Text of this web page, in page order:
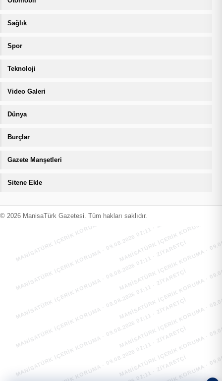
Sağlık
Spor
Teknoloji
Video Galeri
Dünya
Burçlar
Gazete Manşetleri
Sitene Ekle
© 2026 ManisaTürk Gazetesi. Tüm hakları saklıdır.
MANİSATÜRK İÇERİK KORUMA · 09.08.2026 02:11 · ZIYARETÇI
MANİSATÜRK İÇERİK KORUMA
MANİSATÜRK İÇERİK KORUMA · 09.08.2026 02:11 · ZIYARETÇI
MANİSATÜRK İÇERİK KORUMA
MANİSATÜRK İÇERİK KORUMA · 09.08.2026 02:11 · ZIYARETÇI
MANİSATÜRK İÇERİK KORUMA
MANİSATÜRK İÇERİK KORUMA · 09.08.2026 02:11 · ZIYARETÇI
MANİSATÜRK İÇERİK KORUMA
MANİSATÜRK İÇERİK KORUMA · 09.08.2026 02:11 · ZIYARETÇI
MANİSATÜRK İÇERİK KORUMA